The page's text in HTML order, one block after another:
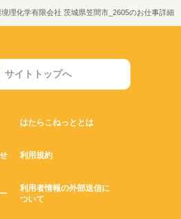
理化学有限会社 茨城県笠間市_2605のお仕事詳細
サイトトップへ
はたらこねっととは
利用規約
利用者情報の外部送信に
ついて